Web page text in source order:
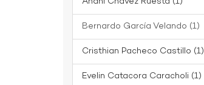
Bernardo García Velando (1)
Cristhian Pacheco Castillo (1)
Evelin Catacora Caracholi (1)